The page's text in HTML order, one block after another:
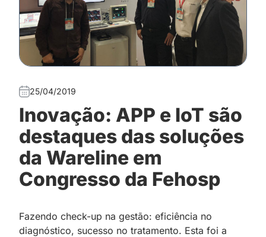
25/04/2019
Inovação: APP e IoT são
destaques das soluções
da Wareline em
Congresso da Fehosp
Fazendo check-up na gestão: eficiência no
diagnóstico, sucesso no tratamento. Esta foi a